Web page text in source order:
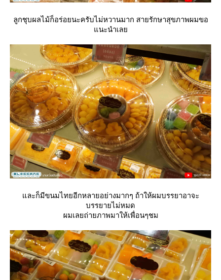
ลูกชุบผลไม้ก็อร่อยนะครับไม่หวานมาก สายรักษาสุขภาพผมขอ
นะนำเล
ละก็มีขนมไทยอีกหลายอย่างมากๆ ถ้าให้ผมบรรยาอาจะ
บรรยายไม่หมด
ผมเลยถ่ายภาพมาให้เพื่อนๆชม